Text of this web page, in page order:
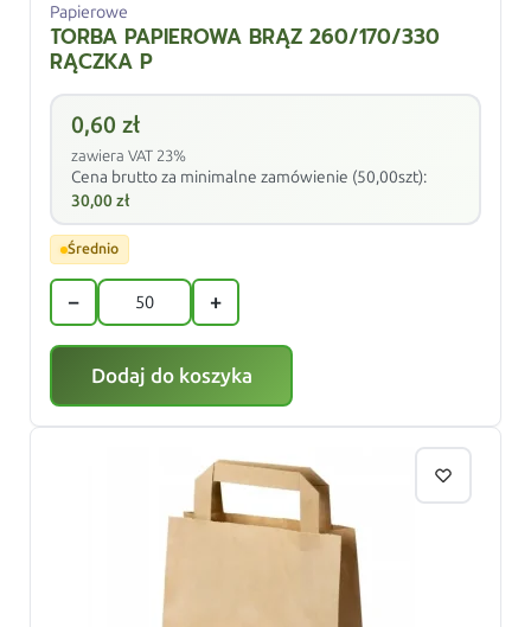
Papierowe
TORBA PAPIEROWA BRĄZ 260/170/330
RĄCZKA P
0,60zł
zawiera VAT 23%
Cena brutto za minimalne zamówienie (50,00szt):
30,00zł
Średnio
− +
Dodaj do koszyka